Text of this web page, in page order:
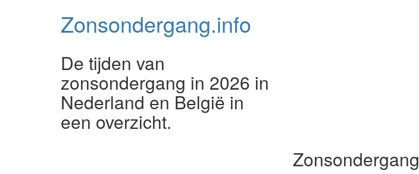
Zonsondergang.info
De tijden van
zonsondergang in 2026 in
Nederland en België in
een overzicht.
Zonsondergang